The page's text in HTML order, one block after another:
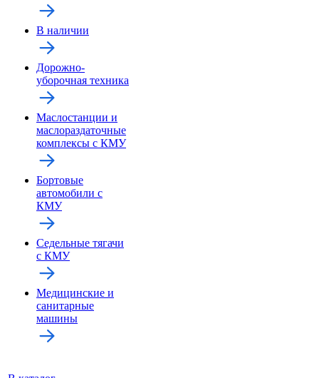
В наличии
Дорожно-
уборочная техника
Маслостанции и
маслораздаточные
комплексы с КМУ
Бортовые
автомобили с
КМУ
Седельные тягачи
с КМУ
Медицинские и
санитарные
машины